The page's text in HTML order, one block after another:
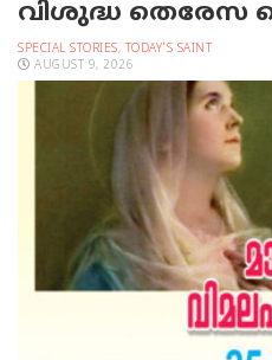
വിശുദ്ധ തെരേസ
SPECIAL STORIES, TODAY'S SAINT
AUGUST 9, 2026